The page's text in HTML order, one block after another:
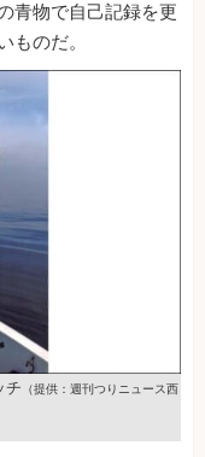
青物で自己記録を更
ものだ。
チ （提供：週刊つりニュース西